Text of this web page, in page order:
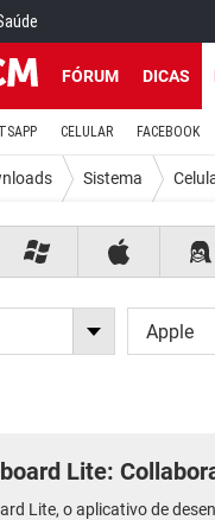
FÓRUM DICAS
CELULAR FACEBOOK
Sistema
Apple
Lite:
Lite, o aplicativo de